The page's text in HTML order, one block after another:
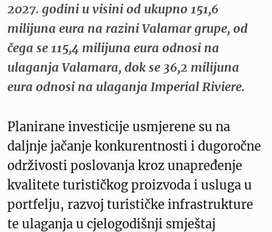
2027. godini u visini od ukupno 151,6
milijuna eura na razini Valamar grupe, od
čega se 115,4 milijuna eura odnosi na
ulaganja Valamara, dok se 36,2 milijuna
eura odnosi na ulaganja Imperial Riviere.
Planirane investicije usmjerene su na
daljnje jačanje konkurentnosti i dugoročne
održivosti poslovanja kroz unapređenje
kvalitete turističkog proizvoda i usluga u
portfelju, razvoj turističke infrastrukture
te ulaganja u cjelogodišnji smještaj